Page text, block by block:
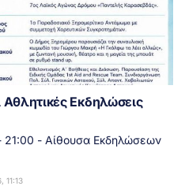
Αθλητικές Εκδηλώσεις
- Αίθουσα Εκδηλώσεων
11:13